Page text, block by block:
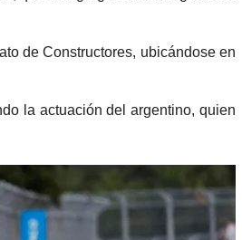
de Constructores, ubicándose en
la actuación del argentino, quien